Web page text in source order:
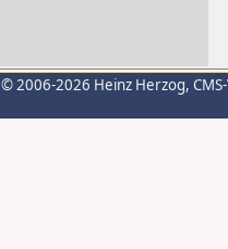
© 2006-2026 Heinz Herzog,